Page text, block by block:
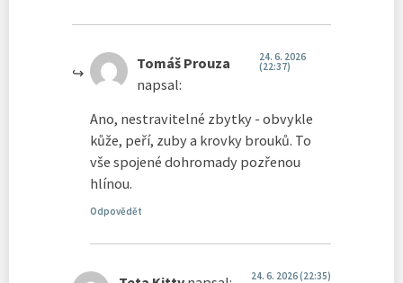
Tomáš Prouza
napsal:
24. 6. 2026
(22:37)
Ano, nestravitelné zbytky - obvykle
kůže, peří, zuby a krovky brouků. To
vše spojené dohromady pozřenou
hlínou.
Odpovědět
24. 6. 2026 (22:35)